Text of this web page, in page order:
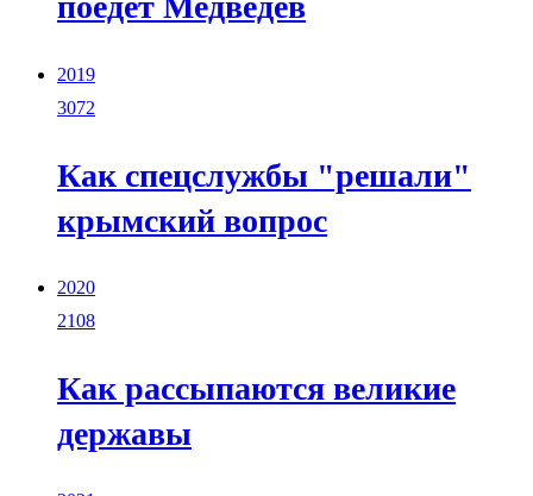
2019
3072
Как спецслужбы "решали"
крымский вопрос
2020
2108
Как рассыпаются великие
державы